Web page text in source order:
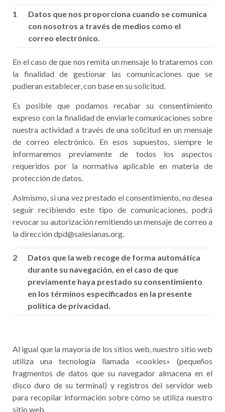
1
Datos que nos proporciona cuando se comunica
con nosotros a través de medios como el
correo electrónico.
En el caso de que nos remita un mensaje lo trataremos con
la finalidad de gestionar las comunicaciones que se
pudieran establecer, con base en su solicitud.
Es posible que podamos recabar su consentimiento
expreso con la finalidad de enviarle comunicaciones sobre
nuestra actividad a través de una solicitud en un mensaje
de correo electrónico. En esos supuestos, siempre le
informaremos previamente de todos los aspectos
requeridos por la normativa aplicable en materia de
protección de datos.
Asimismo, si una vez prestado el consentimiento, no desea
seguir recibiendo este tipo de comunicaciones, podrá
revocar su autorización remitiendo un mensaje de correo a
la dirección dpd@salesianas.org.
2
Datos que la web recoge de forma automática
durante su navegación, en el caso de que
previamente haya prestado su consentimiento
en los términos especificados en la presente
política de privacidad.
Al igual que la mayoría de los sitios web, nuestro sitio web
utiliza una tecnología llamada «cookies» (pequeños
fragmentos de datos que su navegador almacena en el
disco duro de su terminal) y registros del servidor web
para recopilar información sobre cómo se utiliza nuestro
sitio web.